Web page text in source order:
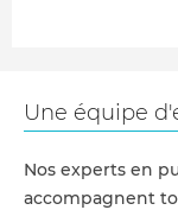
Une équipe
Nos experts en
accompagnent